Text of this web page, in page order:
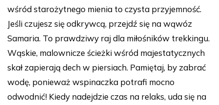
wśród starożytnego mienia to czysta przyjemność.
Jeśli czujesz się odkrywcą, przejdź się na wąwóz
Samaria. To prawdziwy raj dla miłośników trekkingu.
Wąskie, malownicze ścieżki wśród majestatycznych
skał zapierają dech w piersiach. Pamiętaj, by zabrać
wodę, ponieważ wspinaczka potrafi mocno
odwodnić! Kiedy nadejdzie czas na relaks, uda się na